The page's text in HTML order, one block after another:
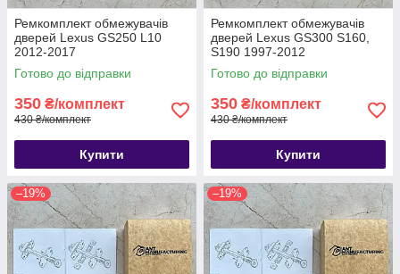
Ремкомплект обмежувачів
дверей Lexus GS250 L10
2012-2017
Готово до відправки
350 ₴/комплект
430 ₴/комплект
Купити
Ремкомплект обмежувачів
дверей Lexus GS300 S160,
S190 1997-2012
Готово до відправки
350 ₴/комплект
430 ₴/комплект
Купити
–19% –19%